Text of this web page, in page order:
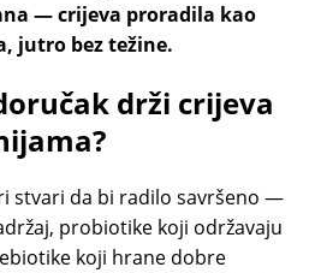
— crijeva proradila kao
jutro bez težine.
drži crijeva
stvari da bi radilo savršeno —
probiotike koji održavaju
koji hrane dobre